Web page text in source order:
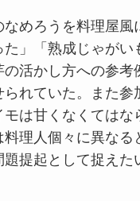
なめろうを料理屋風
た」「熟成じゃがい
の活かし方への参考
られていた。また参
は甘くなくてはな
料理人個々に異なる
題提起として捉えた